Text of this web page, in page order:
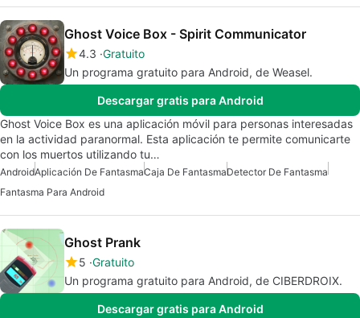
Ghost Voice Box - Spirit Communicator
4.3 Gratuito
Un programa gratuito para Android, de Weasel.
Descargar gratis para Android
Ghost Voice Box es una aplicación móvil para personas interesadas
en la actividad paranormal. Esta aplicación te permite comunicarte
con los muertos utilizando tu…
AndroidAplicación De FantasmaCaja De FantasmaDetector De Fantasma
Fantasma Para Android
Ghost Prank
5 Gratuito
Un programa gratuito para Android, de CIBERDROIX.
Descargar gratis para Android